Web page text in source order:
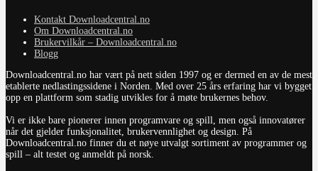
Kontakt Downloadcentral.no
Om Downloadcentral.no
Brukervilkår – Downloadcentral.no
Blogg
Downloadcentral.no har vært på nett siden 1997 og er dermed en av de mest
etablerte nedlastingssidene i Norden. Med over 25 års erfaring har vi bygget
opp en plattform som stadig utvikles for å møte brukernes behov.
Vi er ikke bare pionerer innen programvare og spill, men også innovatører
når det gjelder funksjonalitet, brukervennlighet og design. På
Downloadcentral.no finner du et nøye utvalgt sortiment av programmer og
spill – alt testet og anmeldt på norsk.